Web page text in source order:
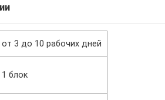
от 3 до 10 рабочих дней
1 блок